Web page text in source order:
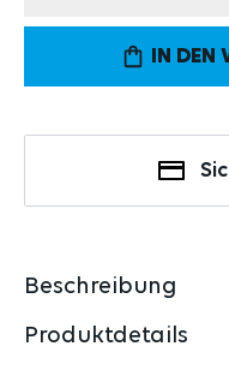
IN DEN
Beschreibung
Produktdetails